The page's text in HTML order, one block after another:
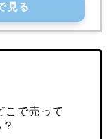
見る
こで売って